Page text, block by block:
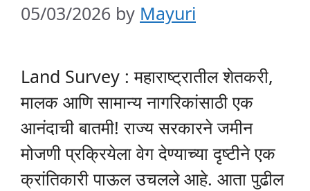
05/03/2026 by Mayuri
Land Survey : महाराष्ट्रातील शेतकरी,
मालक आणि सामान्य नागरिकांसाठी एक
आनंदाची बातमी! राज्य सरकारने जमीन
मोजणी प्रक्रियेला वेग देण्याच्या दृष्टीने एक
क्रांतिकारी पाऊल उचलले आहे. आता पुढील